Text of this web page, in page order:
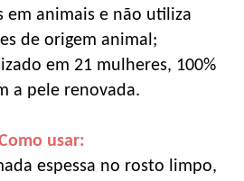
em animais e não utiliza
de origem animal;
em 21 mulheres, 100%
a pele renovada.
usar:
espessa no rosto limpo,